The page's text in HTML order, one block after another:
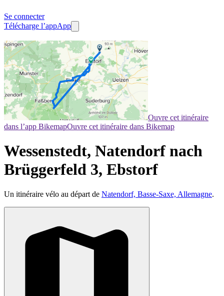
Se connecter
Télécharge l’appApp
Ouvre cet itinéraire
dans l’app BikemapOuvre cet itinéraire dans Bikemap
Wessenstedt, Natendorf nach
Brüggerfeld 3, Ebstorf
Un itinéraire vélo au départ de Natendorf, Basse-Saxe, Allemagne.